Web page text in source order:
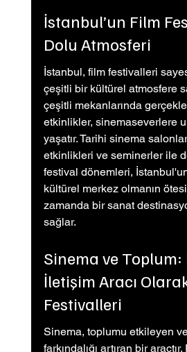
İstanbul’un Film
Dolu Atmosferi
İstanbul, film festivalleri
çeşitli bir kültürel atmosfere
çeşitli mekanlarında
etkinlikler, sinemaseverlere
yaşatır. Tarihi sinema
etkinlikleri ve seminerler ile
festival dönemleri,
kültürel merkez olmanın
zamanda bir sanat
sağlar.
Sinema ve Toplum:
İletişim Aracı
Festivalleri
Sinema, toplumu etkileyen
farkındalığı artıran bir